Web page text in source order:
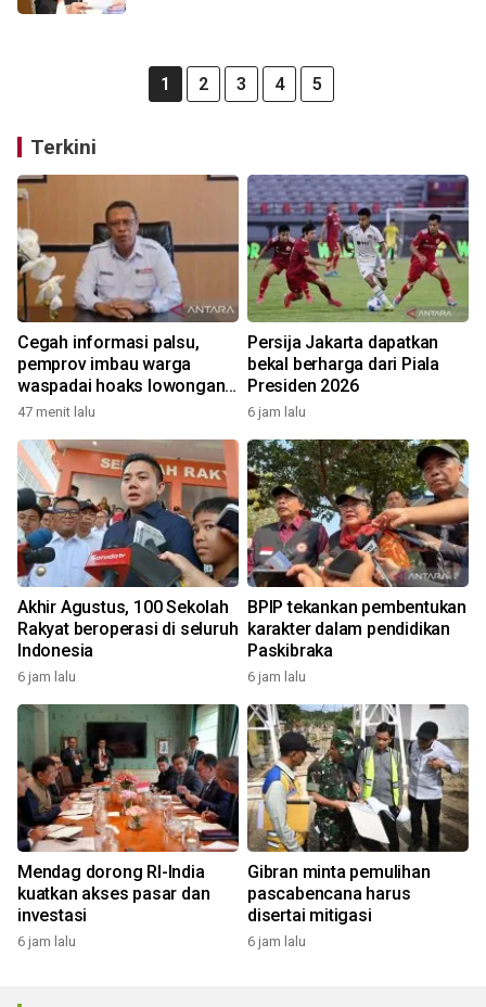
1 2 3 4 5
Terkini
Cegah informasi palsu,
pemprov imbau warga
waspadai hoaks lowongan
kerja Blok Masela
47 menit lalu
Persija Jakarta dapatkan
bekal berharga dari Piala
Presiden 2026
6 jam lalu
Akhir Agustus, 100 Sekolah
Rakyat beroperasi di seluruh
Indonesia
6 jam lalu
BPIP tekankan pembentukan
karakter dalam pendidikan
Paskibraka
6 jam lalu
Mendag dorong RI-India
kuatkan akses pasar dan
investasi
6 jam lalu
Gibran minta pemulihan
pascabencana harus
disertai mitigasi
6 jam lalu